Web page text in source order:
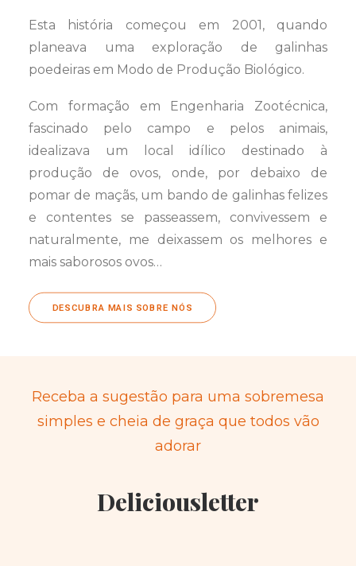
Esta história começou em 2001, quando
planeava uma exploração de galinhas
poedeiras em Modo de Produção Biológico.
Com formação em Engenharia Zootécnica,
fascinado pelo campo e pelos animais,
idealizava um local idílico destinado à
produção de ovos, onde, por debaixo de
pomar de maçãs, um bando de galinhas felizes
e contentes se passeassem, convivessem e
naturalmente, me deixassem os melhores e
mais saborosos ovos…
DESCUBRA MAIS SOBRE NÓS
Receba a sugestão para uma sobremesa
simples e cheia de graça que todos vão
adorar
Deliciousletter